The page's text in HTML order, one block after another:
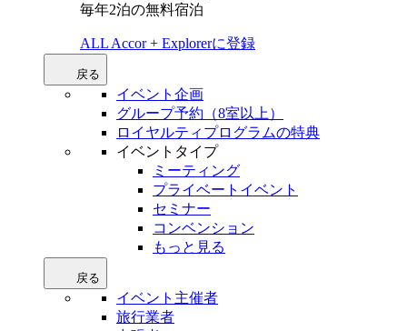
毎年2泊の無料宿泊
ALL Accor + Explorerに登録
戻る
イベント企画
グループ予約（8室以上）
ロイヤルティプログラムの特典
イベントタイプ
ミーティング
プライベートイベント
セミナー
コンベンション
もっと見る
戻る
イベント主催者
旅行業者